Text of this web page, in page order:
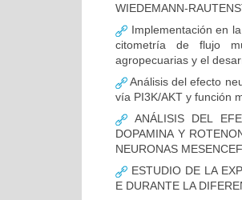
WIEDEMANN-
Implementación en
citometría de flujo
agropecuarias y el
Análisis del efecto
vía PI3K/AKT y función
ANÁLISIS DEL
DOPAMINA Y
NEURONAS
ESTUDIO DE LA
E DURANTE LA